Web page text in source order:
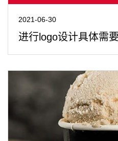
2021-06-30
进行logo设计具体需